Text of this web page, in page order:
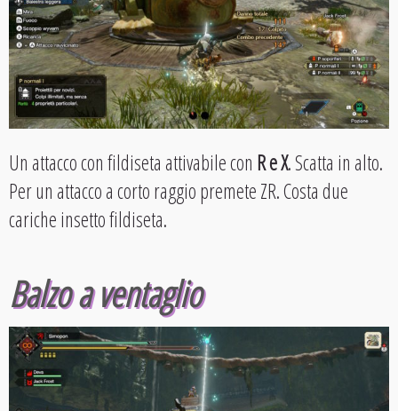
Un attacco con fildiseta attivabile con R e X. Scatta in alto.
Per un attacco a corto raggio premete ZR. Costa due
cariche insetto fildiseta.
Balzo a ventaglio